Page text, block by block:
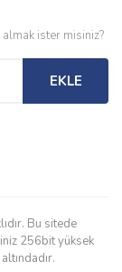
ister misiniz?
EKLE
Bu sitede
256bit yüksek